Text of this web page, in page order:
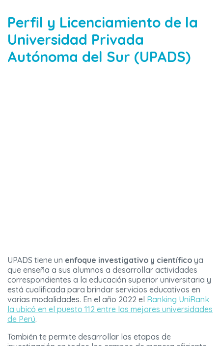
Perfil y Licenciamiento de la
Universidad Privada
Autónoma del Sur (UPADS)
UPADS tiene un enfoque investigativo y científico ya
que enseña a sus alumnos a desarrollar actividades
correspondientes a la educación superior universitaria y
está cualificada para brindar servicios educativos en
varias modalidades. En el año 2022 el Ranking UniRank
la ubicó en el puesto 112 entre las mejores universidades
de Perú.
También te permite desarrollar las etapas de